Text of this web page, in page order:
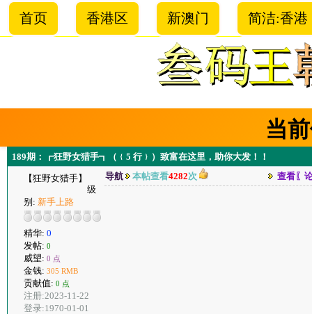
首页 香港区 新澳门 简洁:香港
当
189期：┏狂野女猎手┓（﹛5 行﹜）致富在这里，助你大发！！
【狂野女猎手】
级
别: 新手上路
精华: 0
发帖: 0
威望: 0 点
金钱: 305 RMB
贡献值: 0 点
注册:2023-11-22
登录:1970-01-01
导航 本帖查看4282次 查看〖